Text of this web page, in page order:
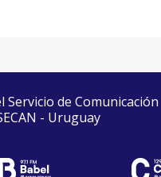
de Comunicación
- Uruguay